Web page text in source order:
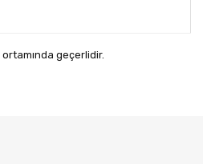
ortamında geçerlidir.